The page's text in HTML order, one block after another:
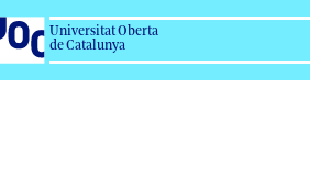
Universitat Oberta
de Catalunya